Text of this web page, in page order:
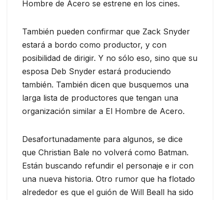
Hombre de Acero se estrene en los cines.
También pueden confirmar que Zack Snyder
estará a bordo como productor, y con
posibilidad de dirigir. Y no sólo eso, sino que su
esposa Deb Snyder estará produciendo
también. También dicen que busquemos una
larga lista de productores que tengan una
organización similar a El Hombre de Acero.
Desafortunadamente para algunos, se dice
que Christian Bale no volverá como Batman.
Están buscando refundir el personaje e ir con
una nueva historia. Otro rumor que ha flotado
alrededor es que el guión de Will Beall ha sido